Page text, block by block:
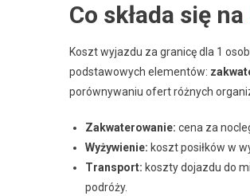
Co składa się na
Koszt wyjazdu za granicę dla 1
podstawowych elementów:
porównywaniu ofert różnych
Zakwaterowanie: cena za
Wyżywienie: koszt posiłków w
Transport: koszty dojazdu do
podróży.